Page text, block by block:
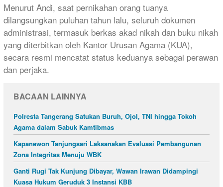
Menurut Andi, saat pernikahan orang tuanya
dilangsungkan puluhan tahun lalu, seluruh dokumen
administrasi, termasuk berkas akad nikah dan buku nikah
yang diterbitkan oleh Kantor Urusan Agama (KUA),
secara resmi mencatat status keduanya sebagai perawan
dan perjaka.
BACAAN LAINNYA
Polresta Tangerang Satukan Buruh, Ojol, TNI hingga Tokoh
Agama dalam Sabuk Kamtibmas
Kapanewon Tanjungsari Laksanakan Evaluasi Pembangunan
Zona Integritas Menuju WBK
Ganti Rugi Tak Kunjung Dibayar, Wawan Irawan Didampingi
Kuasa Hukum Geruduk 3 Instansi KBB